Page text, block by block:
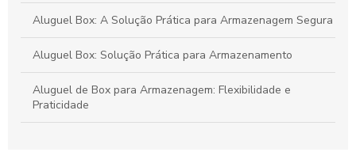
Aluguel Box: A Solução Prática para Armazenagem Segura
Aluguel Box: Solução Prática para Armazenamento
Aluguel de Box para Armazenagem: Flexibilidade e
Praticidade